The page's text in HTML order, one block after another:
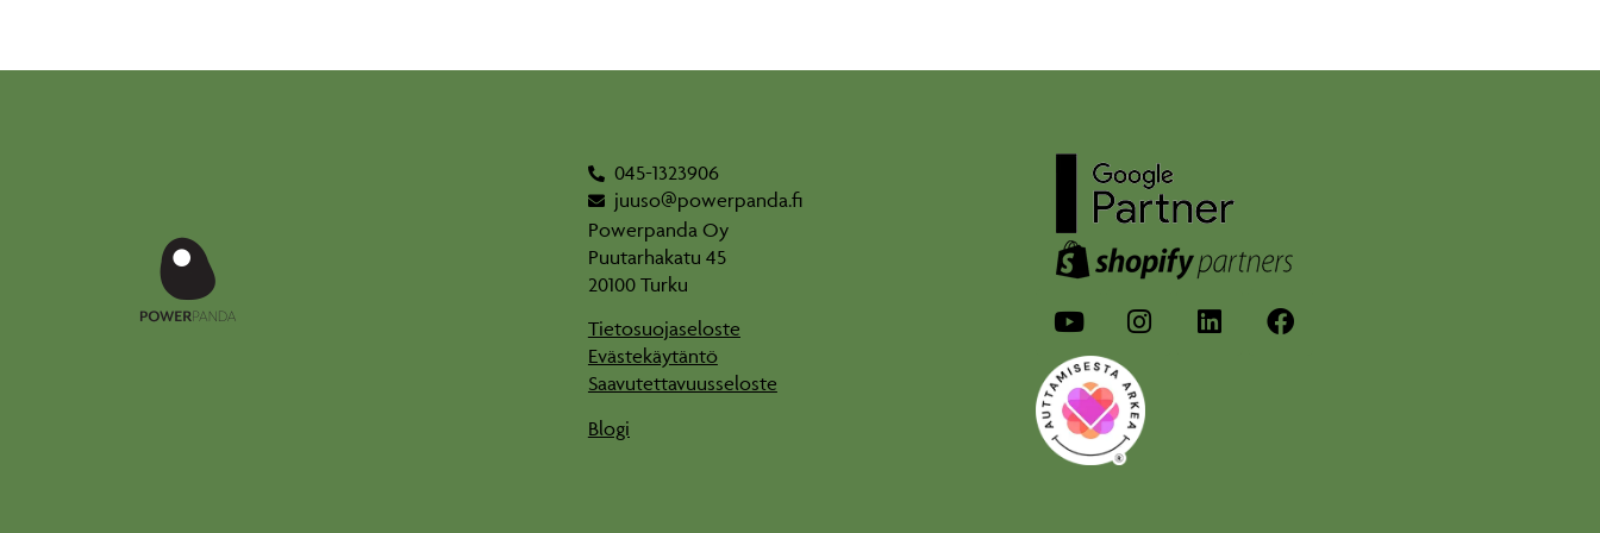
045-1323906
juuso@powerpanda.fi
Powerpanda Oy
Puutarhakatu 45
20100 Turku
Tietosuojaseloste
Evästekäytäntö
Saavutettavuusseloste
Blogi